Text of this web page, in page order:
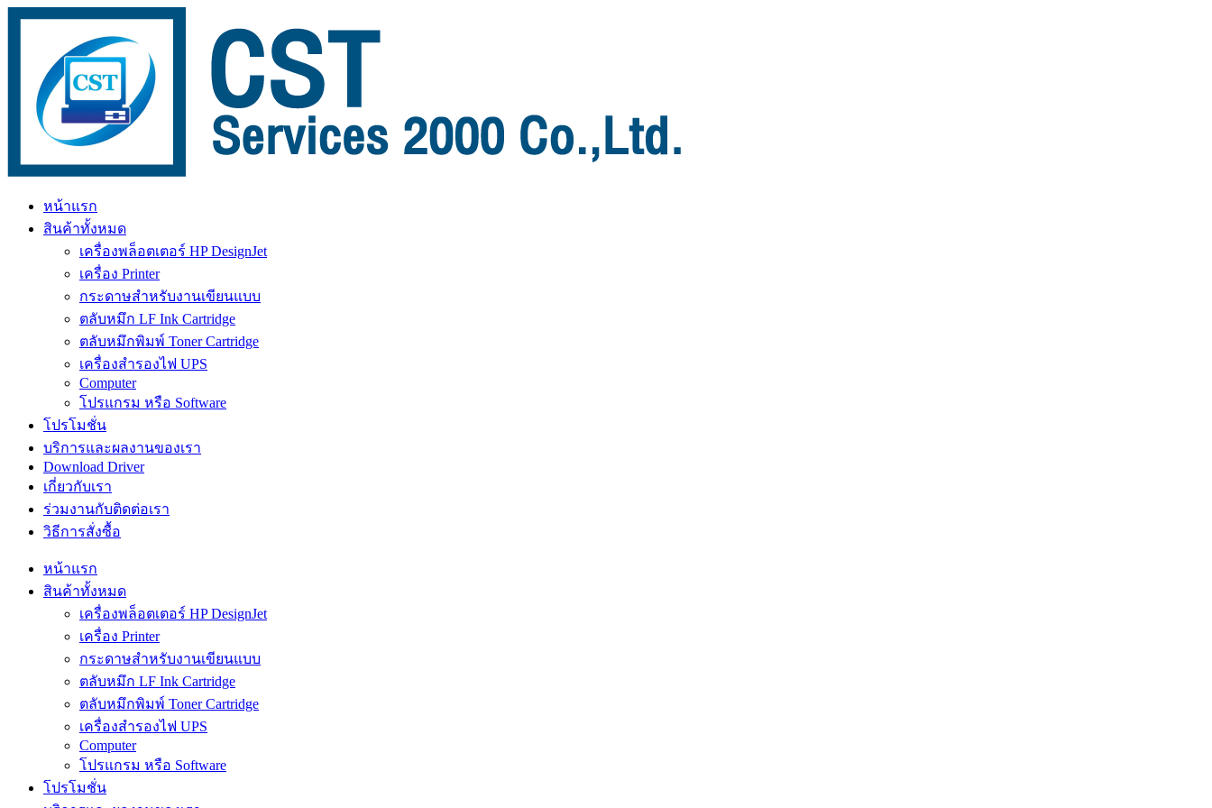
หน้าแรก
สินค้าทั้งหมด
เครื่องพล็อตเตอร์ HP DesignJet
เครื่อง Printer
กระดาษสำหรับงานเขียนแบบ
ตลับหมึก LF Ink Cartridge
ตลับหมึกพิมพ์ Toner Cartridge
เครื่องสำรองไฟ UPS
Computer
โปรแกรม หรือ Software
โปรโมชั่น
บริการและผลงานของเรา
Download Driver
เกี่ยวกับเรา
ร่วมงานกับติดต่อเรา
วิธีการสั่งซื้อ
หน้าแรก
สินค้าทั้งหมด
เครื่องพล็อตเตอร์ HP DesignJet
เครื่อง Printer
กระดาษสำหรับงานเขียนแบบ
ตลับหมึก LF Ink Cartridge
ตลับหมึกพิมพ์ Toner Cartridge
เครื่องสำรองไฟ UPS
Computer
โปรแกรม หรือ Software
โปรโมชั่น